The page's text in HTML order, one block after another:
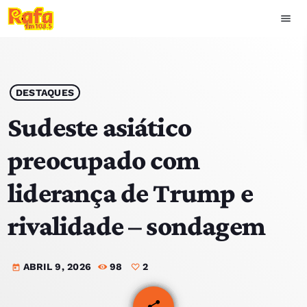
menu
play_arrow OUVIR RAFA
HOME
NOTÍCIAS
EQUIPA
TOP 15
DESTAQUES
Sudeste asiático
preocupado com
liderança de Trump e
rivalidade – sondagem
today ABRIL 9, 2026 98 2